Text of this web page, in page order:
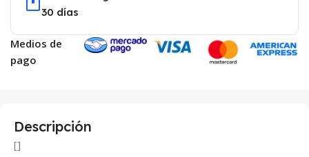
30 días
Medios de
pago
Descripción
[]